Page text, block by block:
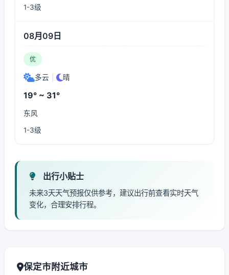
1-3级
08月09日
优
多云 晴
19° ~ 31°
东风
1-3级
出行小贴士
未来3天天气预报仅供参考，建议出行前查看实时天气
变化，合理安排行程。
保定市附近城市